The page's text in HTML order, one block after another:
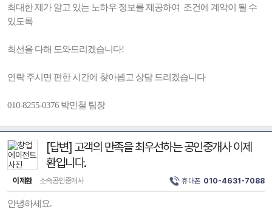
최대한 제가 알고 있는 노하우 정보를 제공하여 조건에 계약이 될 수
있도록
최선을 다해 도와드리겠습니다!
연락 주시면 편한 시간에 찾아뵙고 상담 드리겠습니다
010-8255-0376 박민철 팀장
[답변] 고객의 만족을 최우선하는 공인중개사 이제
환입니다.
이제환 소속공인중개사 휴대폰 010-4631-7088
안녕하세요.